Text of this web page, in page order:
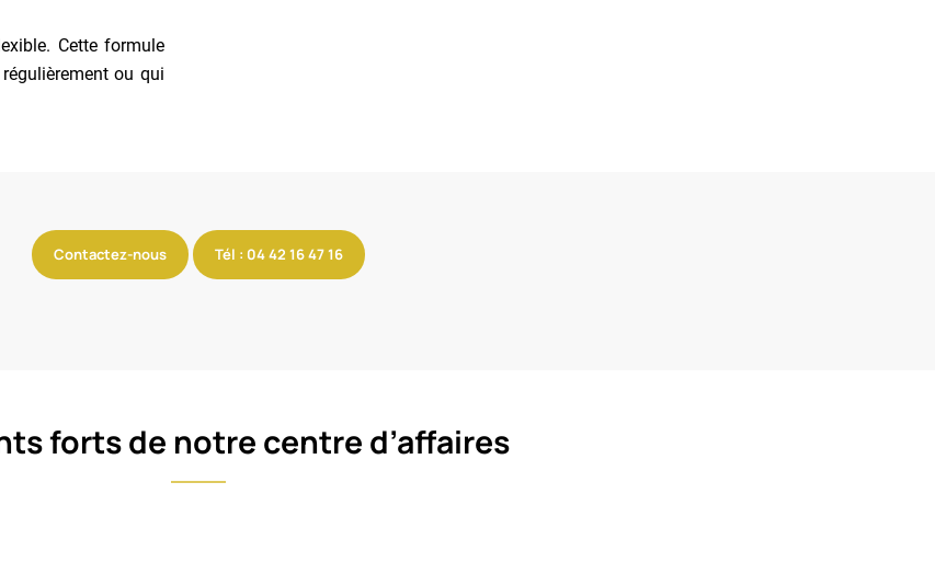
Cette formule
ou qui
Contactez-nous Tél : 04 42 16 47 16
forts de notre centre d’affaires